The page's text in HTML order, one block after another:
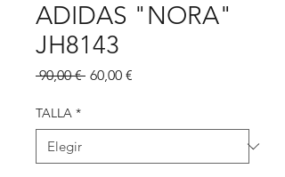
ADIDAS "NORA"
JH8143
90,00 € Precio
60,00 €
TALLA *